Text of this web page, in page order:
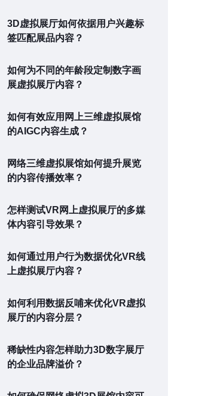
3D虚拟展厅如何依据用户兴趣标
签匹配展品内容？
如何为不同的年龄段定制数字画
展虚拟展厅内容？
如何有效应用网上三维虚拟展馆
的AIGC内容生成？
网络三维虚拟展馆如何提升展览
的内容传播效率？
怎样测试VR网上虚拟展厅的多媒
体内容引导效果？
如何通过用户行为数据优化VR线
上虚拟展厅内容？
如何利用数据反哺来优化VR虚拟
展厅的内容分层？
稀缺性内容怎样助力3D数字展厅
的企业品牌溢价？